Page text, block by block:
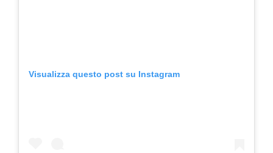
Visualizza questo post su Instagram